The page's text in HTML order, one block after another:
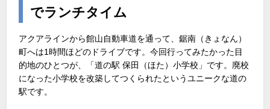
でランチタイム
アクアラインから館山自動車道を通って、鋸南（きょなん）
町へは1時間ほどのドライブです。今回行ってみたかった目
的地のひとつが、「道の駅 保田（ほた）小学校」です。廃校
になった小学校を改築してつくられたというユニークな道の
駅です。